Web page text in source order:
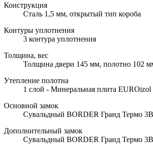
Конструкция
Сталь 1,5 мм, открытый тип короба
Контуры уплотнения
3 контура уплотнения
Толщина, вес
Толщина двери 145 мм, полотно 102
Утепление полотна
1 слой - Минеральная плита
Основной замок
Сувальдный BORDER Гранд Термо 3В
Дополнительный замок
Сувальдный BORDER Гранд Термо 3В